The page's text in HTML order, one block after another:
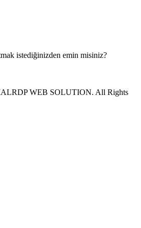
istediğinizden emin misiniz?
WEB SOLUTION. All Rights